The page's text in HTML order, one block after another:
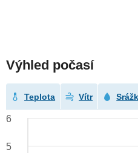
Výhled počasí
Teplota Vítr
6
5